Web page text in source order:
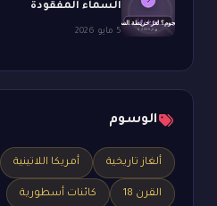
السماء المفقودة
5 مايو 2026
الوسوم
ألغاز تاريخية أمريكا اللاتينية
القرن 18 كائنات أسطورية